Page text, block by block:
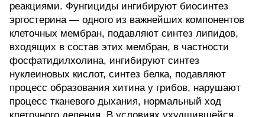
реакциями. Фунгициды ингибируют биосинтез
эргостерина — одного из важнейших компонентов
клеточных мембран, подавляют синтез липидов,
входящих в состав этих мембран, в частности
фосфатидилхолина, ингибируют синтез
нуклеиновых кислот, синтез белка, подавляют
процесс образования хитина у грибов, нарушают
процесс тканевого дыхания, нормальный ход